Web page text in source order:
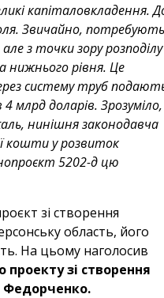
капіталовкладення.
Звичайно, потребують
з точки зору розподілу
рівня. Це
систему труб
млрд доларів. Зрозуміло,
нинішня законодавча
кошти у розвиток
5202-д цю
зі створення
область, його
На цьому наголосив
проекту зі створення
Федорченко.